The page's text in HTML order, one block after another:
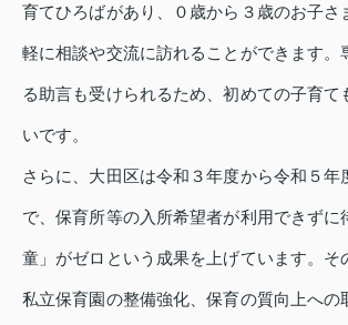
育てひろばがあり、０歳から３歳のお子さ
軽に相談や交流に訪れることができます。
る助言も受けられるため、初めての子育て
いです。
さらに、大田区は令和３年度から令和５年
で、保育所等の入所希望者が利用できずに
童」がゼロという成果を上げています。そ
私立保育園の整備強化、保育の質向上への